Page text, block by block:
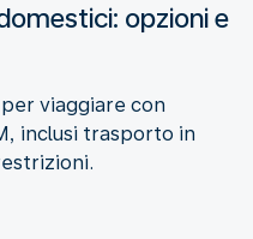
opzioni e
viaggiare con
inclusi trasporto in